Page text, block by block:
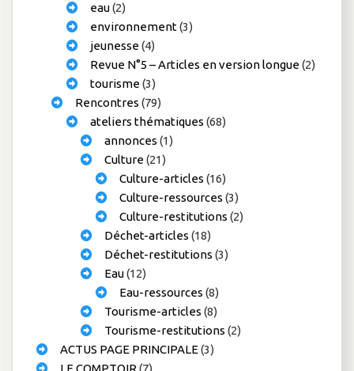
eau(2)
environnement(3)
jeunesse(4)
Revue N°5 – Articles en version longue(2)
tourisme(3)
Rencontres (79)
ateliers thématiques (68)
annonces (1)
Culture(21)
Culture-articles (16)
Culture-ressources (3)
Culture-restitutions (2)
Déchet-articles (18)
Déchet-restitutions (3)
Eau(12)
Eau-ressources (8)
Tourisme-articles (8)
Tourisme-restitutions (2)
ACTUS PAGE PRINCIPALE(3)